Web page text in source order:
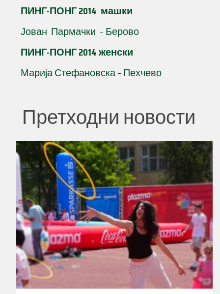
ПИНГ-ПОНГ 2014 машки
Јован Пармачки – Берово
ПИНГ-ПОНГ 2014 женски
Марија Стефановска – Пехчево
Претходни новости